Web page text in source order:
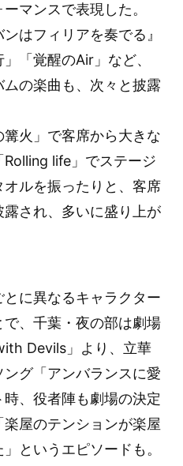
マンスで表現した。
はフィリアを奏でる』
「覚醒のAir」など、
の楽曲も、次々と披露
火」で客席から大きな
life」でステージ
ルを振ったりと、客席
され、多いに盛り上が
に異なるキャラクター
、千葉・夜の部は劇場
Devils」より、立華
グ「アンバランスに愛
、役者陣も劇場の決定
屋のテンションが楽屋
というエピソードも。